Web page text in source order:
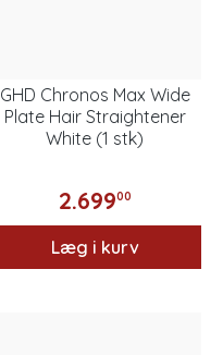
GHD Chronos Max Wide
Plate Hair Straightener
White (1 stk)
2.69900
Læg i kurv